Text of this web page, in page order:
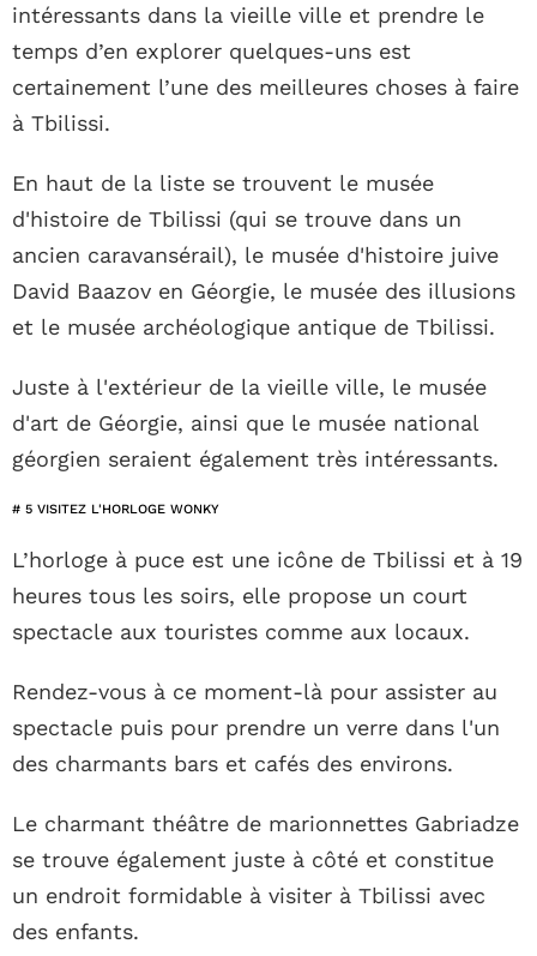
intéressants dans la vieille ville et prendre le
temps d’en explorer quelques-uns est
certainement l’une des meilleures choses à faire
à Tbilissi.
En haut de la liste se trouvent le musée
d'histoire de Tbilissi (qui se trouve dans un
ancien caravansérail), le musée d'histoire juive
David Baazov en Géorgie, le musée des illusions
et le musée archéologique antique de Tbilissi.
Juste à l'extérieur de la vieille ville, le musée
d'art de Géorgie, ainsi que le musée national
géorgien seraient également très intéressants.
# 5 VISITEZ L'HORLOGE WONKY
L’horloge à puce est une icône de Tbilissi et à 19
heures tous les soirs, elle propose un court
spectacle aux touristes comme aux locaux.
Rendez-vous à ce moment-là pour assister au
spectacle puis pour prendre un verre dans l'un
des charmants bars et cafés des environs.
Le charmant théâtre de marionnettes Gabriadze
se trouve également juste à côté et constitue
un endroit formidable à visiter à Tbilissi avec
des enfants.